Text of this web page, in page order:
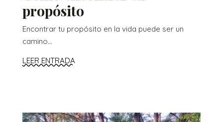
propósito
Encontrar tu propósito en la vida puede ser un
camino...
LEER ENTRADA